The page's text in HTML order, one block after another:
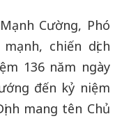
Cường, Phó
chiến dịch
136 năm ngày
đến kỷ niệm
mang tên Chủ